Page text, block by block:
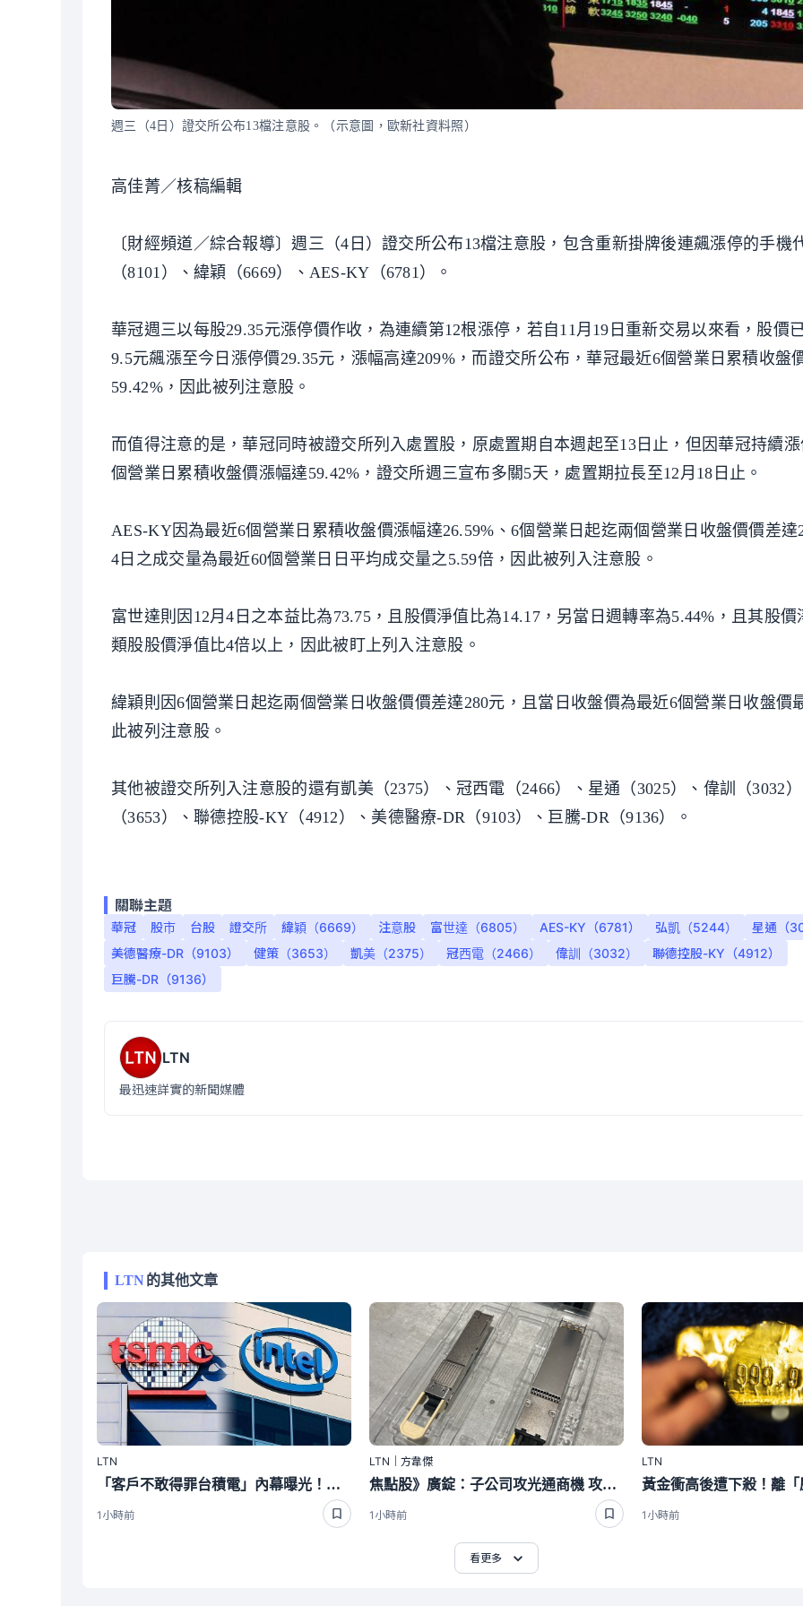
週三（4日）證交所公布13檔注意股。（示意圖，歐新社資料照）
高佳菁／核稿編輯
〔財經頻道／綜合報導〕週三（4日）證交所公布13檔注意股，包含重新掛牌後連飆漲停的手機
（8101）、緯穎（6669）、AES-KY（6781）。
華冠週三以每股29.35元漲停價作收，為連續第12根漲停，若自11月19日重新交易以來看，股價
9.5元飆漲至今日漲停價29.35元，漲幅高達209%，而證交所公布，華冠最近6個營業日累積收盤
59.42%，因此被列注意股。
而值得注意的是，華冠同時被證交所列入處置股，原處置期自本週起至13日止，但因華冠持續
個營業日累積收盤價漲幅達59.42%，證交所週三宣布多關5天，處置期拉長至12月18日止。
AES-KY因為最近6個營業日累積收盤價漲幅達26.59%、6個營業日起迄兩個營業日收盤價價差達
4日之成交量為最近60個營業日日平均成交量之5.59倍，因此被列入注意股。
富世達則因12月4日之本益比為73.75，且股價淨值比為14.17，另當日週轉率為5.44%，且其股價
類股股價淨值比4倍以上，因此被盯上列入注意股。
緯穎則因6個營業日起迄兩個營業日收盤價價差達280元，且當日收盤價為最近6個營業日收盤價
此被列注意股。
其他被證交所列入注意股的還有凱美（2375）、冠西電（2466）、星通（3025）、偉訓（3032
（3653）、聯德控股-KY（4912）、美德醫療-DR（9103）、巨騰-DR（9136）。
關聯主題
華冠 股市 台股 證交所 緯穎（6669） 注意股 富世達（6805） AES-KY（6781） 弘凱（5244）
星通（
美德醫療-DR（9103）
健策（3653） 凱美（2375） 冠西電（2466） 偉訓（3032）
聯德控股-KY（4912）
巨騰-DR（9136）
LTN
最迅速詳實的新聞媒體
LTN的其他文章
LTN
「客戶不敢得罪台積電」內幕曝光！外媒爆英特爾想搶單沒那麼簡單
1小時前
LTN｜方韋傑
焦點股》廣錠：子公司攻光通商機 攻上漲停
1小時前
LTN
1小時前
看更多